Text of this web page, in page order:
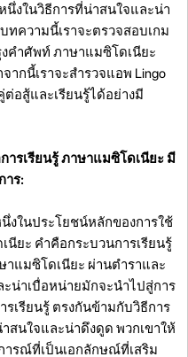
นึ่งในวิธีการที่น่าสนใจและน่า
ความนี้เราจะตรวจสอบเกม
คำศัพท์ ภาษาแมซิโดเนียะ
กนี้เราจะสำรวจแอพ Lingo
อสู้และเรียนรู้ได้อย่างมี
ารเรียนรู้ ภาษาแมซิโดเนียะ มี
าร:
งในประโยชน์หลักของการใช้
นียะ คำคือกระบวนการเรียนรู้
าแมซิโดเนียะ ผ่านตำราและ
น่าเบื่อหน่ายมักจะนำไปสู่การ
เรียนรู้ ตรงกันข้ามกับวิธีการ
สนใจและน่าดึงดูด พวกเขาให้
ารณ์ที่เป็นเอกลักษณ์ที่เสริม